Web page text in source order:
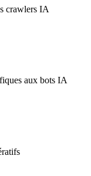
crawlers IA
aux bots IA